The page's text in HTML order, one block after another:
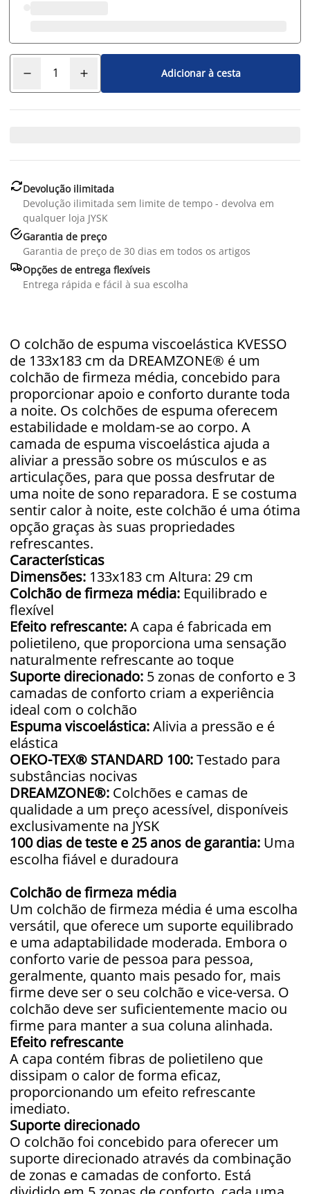
Adicionar à cesta
Devolução ilimitada
Devolução ilimitada sem limite de tempo - devolva em
qualquer loja JYSK
Garantia de preço
Garantia de preço de 30 dias em todos os artigos
Opções de entrega flexíveis
Entrega rápida e fácil à sua escolha
O colchão de espuma viscoelástica KVESSO
de 133x183 cm da DREAMZONE® é um
colchão de firmeza média, concebido para
proporcionar apoio e conforto durante toda
a noite. Os colchões de espuma oferecem
estabilidade e moldam-se ao corpo. A
camada de espuma viscoelástica ajuda a
aliviar a pressão sobre os músculos e as
articulações, para que possa desfrutar de
uma noite de sono reparadora. E se costuma
sentir calor à noite, este colchão é uma ótima
opção graças às suas propriedades
refrescantes.
Características
Dimensões: 133x183 cm Altura: 29 cm
Colchão de firmeza média: Equilibrado e
flexível
Efeito refrescante:A capa é fabricada em
polietileno, que proporciona uma sensação
naturalmente refrescante ao toque
Suporte direcionado: 5 zonas de conforto e 3
camadas de conforto criam a experiência
ideal com o colchão
Espuma viscoelástica:Alivia a pressão e é
elástica
OEKO-TEX® STANDARD 100:Testado para
substâncias nocivas
DREAMZONE®: Colchões e camas de
qualidade a um preço acessível, disponíveis
exclusivamente na JYSK
100 dias de teste e 25 anos de garantia: Uma
escolha fiável e duradoura
Colchão de firmeza média
Um colchão de firmeza média é uma escolha
versátil, que oferece um suporte equilibrado
e uma adaptabilidade moderada. Embora o
conforto varie de pessoa para pessoa,
geralmente, quanto mais pesado for, mais
firme deve ser o seu colchão e vice-versa. O
colchão deve ser suficientemente macio ou
firme para manter a sua coluna alinhada.
Efeito refrescante
A capa contém fibras de polietileno que
dissipam o calor de forma eficaz,
proporcionando um efeito refrescante
imediato.
Suporte direcionado
O colchão foi concebido para oferecer um
suporte direcionado através da combinação
de zonas e camadas de conforto. Está